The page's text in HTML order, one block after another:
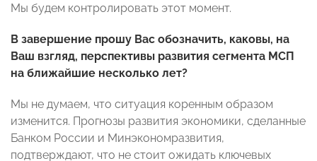
Мы будем контролировать этот момент.
В завершение прошу Вас обозначить, каковы, на
Ваш взгляд, перспективы развития сегмента МСП
на ближайшие несколько лет?
Мы не думаем, что ситуация коренным образом
изменится. Прогнозы развития экономики, сделанные
Банком России и Минэкономразвития,
подтверждают, что не стоит ожидать ключевых